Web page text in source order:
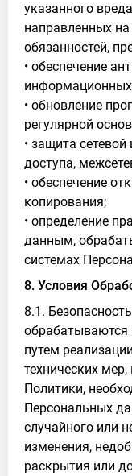
указанного
направленных
обязанностей,
• обеспечение
• обновление
регулярной
• защита
доступа,
• обеспечение
копирования;
• определение
данным,
системах
8. Условия
8.1.
обрабатываются
путем
технических
Политики,
Персональных
случайного или
изменения,
раскрытия или